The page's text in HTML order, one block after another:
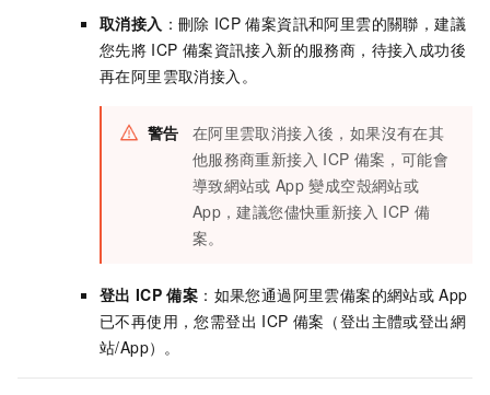
取消接入 ：刪除 ICP 備案資訊和阿里雲的關聯，建議
您先將 ICP 備案資訊接入新的服務商，待接入成功後
再在阿里雲取消接入。
警告
在阿里雲取消接入後，如果沒有在其
他服務商重新接入 ICP 備案，可能會
導致網站或 App 變成空殼網站或
App，建議您儘快重新接入 ICP 備
案。
登出 ICP 備案 ：如果您通過阿里雲備案的網站或 App
已不再使用，您需登出 ICP 備案（登出主體或登出網
站/App）。